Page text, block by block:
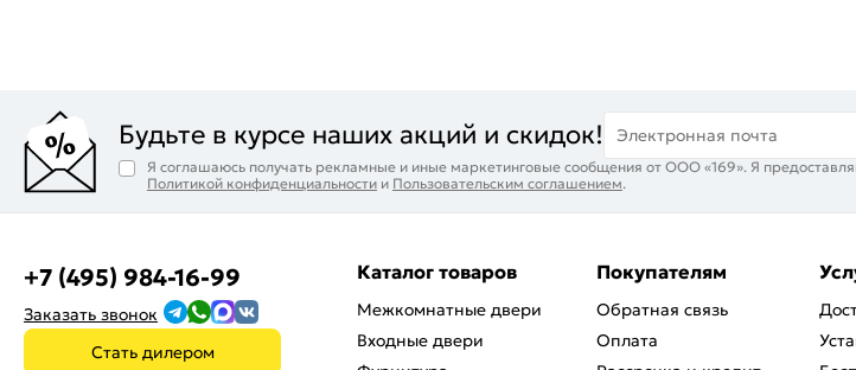
Будьте в курсе наших акций и скидок! Электронная почта
Я соглашаюсь получать рекламные и иные маркетинговые сообщения от ООО «169». Я
Политикой конфиденциальности и Пользовательским соглашением.
+7 (495) 984-16-99
Заказать звонок
Стать дилером
Каталог товаров
Межкомнатные двери
Входные двери
Покупателям
Обратная связь
Оплата